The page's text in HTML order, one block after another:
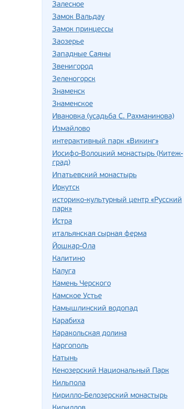
Залесное
Замок Вальдау
Замок принцессы
Заозерье
Западные Саяны
Звенигород
Зеленогорск
Знаменск
Знаменское
Ивановка (усадьба С. Рахманинова)
Измайлово
интерактивный парк «Викинг»
Иосифо-Волоцкий монастырь (Китеж-
град)
Ипатьевский монастырь
Иркутск
историко-культурный центр «Русский
парк»
Истра
итальянская сырная ферма
Йошкар-Ола
Калитино
Калуга
Камень Черского
Камское Устье
Камышлинский водопад
Карабиха
Каракольская долина
Каргополь
Катынь
Кенозерский Национальный Парк
Кильпола
Кирилло-Белозерский монастырь